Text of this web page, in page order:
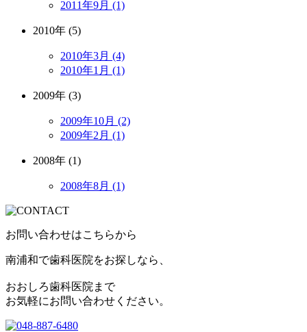
2011年9月 (1)
2010年 (5)
2010年3月 (4)
2010年1月 (1)
2009年 (3)
2009年10月 (2)
2009年2月 (1)
2008年 (1)
2008年8月 (1)
お問い合わせはこちらから
南浦和で歯科医院をお探しなら、
おおしろ歯科医院まで
お気軽にお問い合わせください。